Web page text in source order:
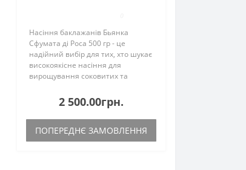
Насіння баклажанів Бьянка
Сфумата ді Роса 500 гр - це
надійний вибір для тих, хто шукає
високоякісне насіння для
вирощування соковитих та
баклажанів виробляє міцні та
здорові рослини з чудовою
врожайністю, і бездоганно пі..
2 500.00грн.
ПОПЕРЕДНЄ ЗАМОВЛЕННЯ